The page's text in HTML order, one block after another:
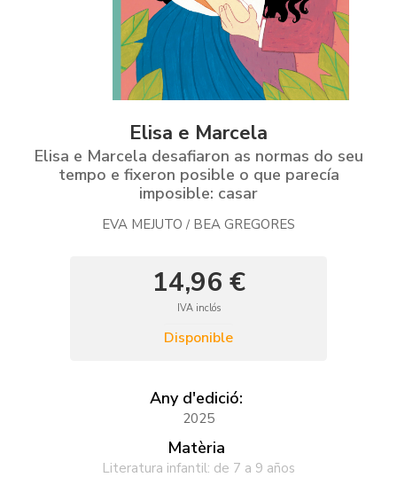
Elisa e Marcela
Elisa e Marcela desafiaron as normas do seu
tempo e fixeron posible o que parecía
imposible: casar
EVA MEJUTO / BEA GREGORES
14,96 €
IVA inclós
Disponible
Any d'edició:
2025
Matèria
Literatura infantil: de 7 a 9 años